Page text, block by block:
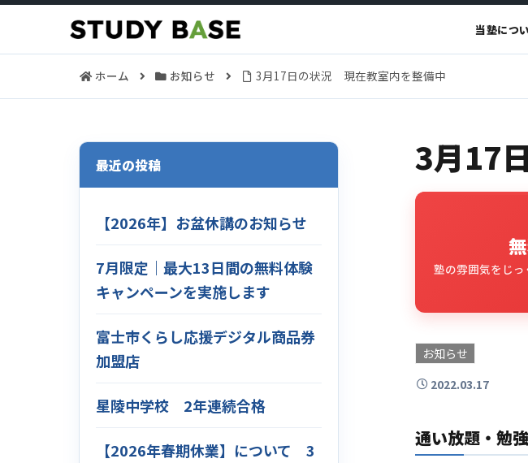
ホーム お知らせ 3月17日の状況 現在教室内を整備中
当塾につ
3月17
塾の雰囲気をじ
お知らせ
2022.03.17
通い放題・勉
最近の投稿
【2026年】お盆休講のお知らせ
7月限定｜最大13日間の無料体験
キャンペーンを実施します
富士市くらし応援デジタル商品券
加盟店
星陵中学校 2年連続合格
【2026年春期休業】について 3